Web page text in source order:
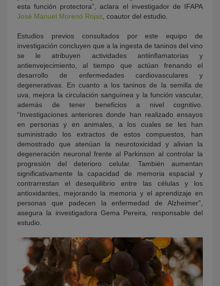
esta función protectora”, aclara el investigador de IFAPA
José Manuel Moreno Rojas, coautor del estudio.
Estudios previos consultados por este equipo de
investigación concluyen que a la ingesta de taninos del vino
se le atribuyen actividades antiinflamatorias y
antienvejecimiento, al tiempo que actúan frenando el
desarrollo de enfermedades cardiovasculares y
degenerativas. En cuanto a los taninos de la semilla de
uva, mejora la circulación sanguínea y la función vascular,
además de tener beneficios a nivel cognitivo.
“Investigaciones anteriores donde han realizado ensayos
en personas y en animales, a los cuales se les han
suministrado los extractos de estos compuestos, han
demostrado que atenúan la neurotoxicidad y alivian la
degeneración neuronal frente al Parkinson al controlar la
progresión del deterioro celular. También aumentan
significativamente la capacidad de memoria espacial y
contrarrestan el desequilibrio entre las células y los
antioxidantes, mejorando la memoria y el aprendizaje en
personas que padecen la enfermedad de Alzheimer”,
asegura la investigadora Gema Pereira, responsable del
estudio.